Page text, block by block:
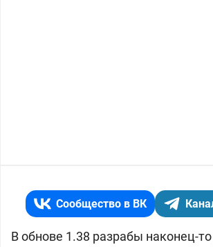
Сообщество в ВК
В обнове 1.38 разрабы наконец-то